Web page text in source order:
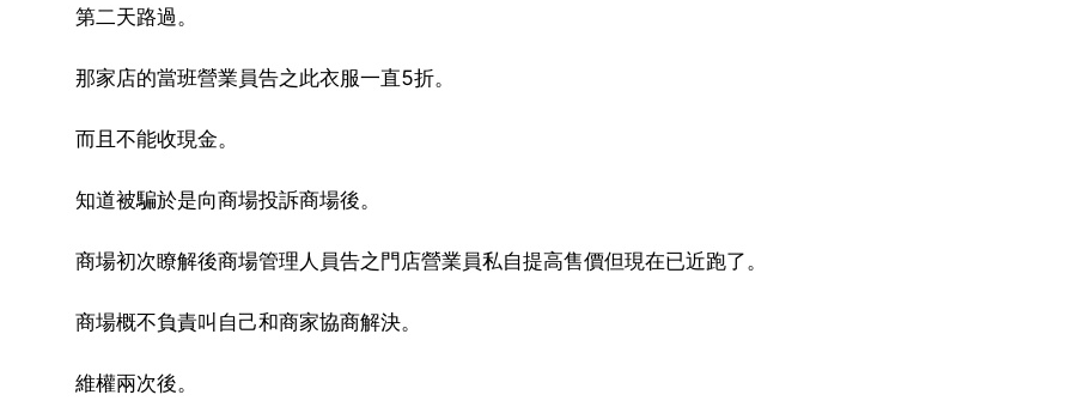
第二天路過。
那家店的當班營業員告之此衣服一直5折。
而且不能收現金。
知道被騙於是向商場投訴商場後。
商場初次瞭解後商場管理人員告之門店營業員私自提高售價但現在已近跑了。
商場概不負責叫自己和商家協商解決。
維權兩次後。